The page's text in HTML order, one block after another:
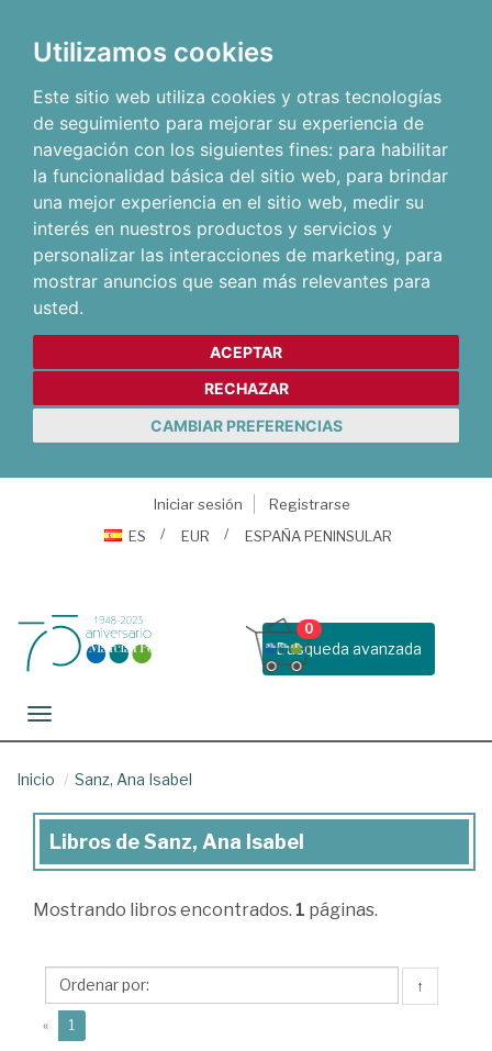
Utilizamos cookies
Este sitio web utiliza cookies y otras tecnologías
de seguimiento para mejorar su experiencia de
navegación con los siguientes fines: para habilitar
la funcionalidad básica del sitio web, para brindar
una mejor experiencia en el sitio web, medir su
interés en nuestros productos y servicios y
personalizar las interacciones de marketing, para
mostrar anuncios que sean más relevantes para
usted.
ACEPTAR
RECHAZAR
CAMBIAR PREFERENCIAS
Iniciar sesión
Registrarse
ES
EUR ESPAÑA PENINSULAR
Busqueda avanzada
0
Toggle navigation
Inicio Sanz, Ana Isabel
Libros
Sanz,
Isabel
Libros de Sanz, Ana Isabel
Mostrando libros encontrados. 1 páginas.
↑
« 1